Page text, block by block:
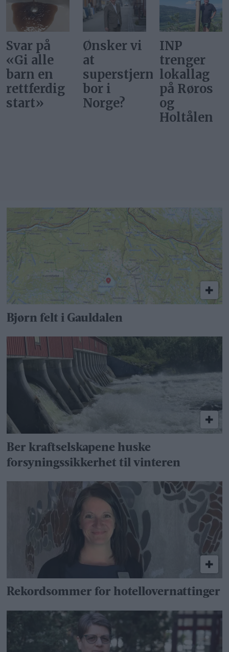
Ønsker vi
at
superstjerner
bor i
Norge?
INP
trenger
lokallag
på Røros
og
Gi alle
barn en
rettferdig
start
Bjørn felt i Gauldalen
Ber kraftselskapene huske
forsyningssikkerhet til vinteren
Rekordsommer for hotellovernattinger